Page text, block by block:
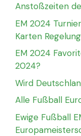
Anstoßzeiten
EM 2024
Karten Regelung
EM 2024
2024?
Wird
Alle Fußball
Ewige Fußball